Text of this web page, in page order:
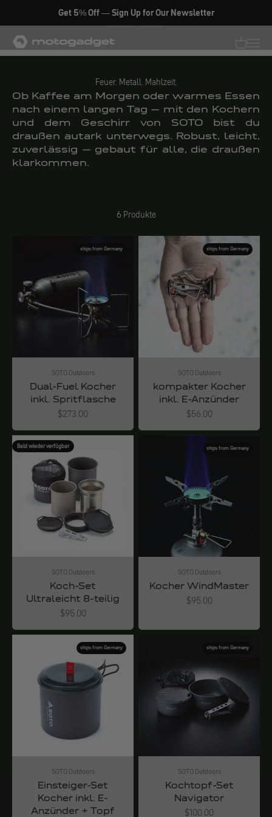
Zum Inhalt springen
Get 5% Off — Sign Up for Our Newsletter
motogadget GmbH
Outdoor-Küche
Feuer. Metall. Mahlzeit.
Ob Kaffee am Morgen oder warmes Essen
nach einem langen Tag – mit den Kochern
und dem Geschirr von SOTO bist du
draußen autark unterwegs. Robust, leicht,
zuverlässig – gebaut für alle, die draußen
klarkommen.
6 Produkte
ships from Germany
SOTO Outdoors
Dual-Fuel Kocher
inkl. Spritflasche
Angebot
$273.00
ships from Germany
SOTO Outdoors
kompakter Kocher
inkl. E-Anzünder
Angebot
$56.00
Bald wieder verfügbar
SOTO Outdoors
Koch-Set
Ultraleicht 8-teilig
Angebot
$95.00
ships from Germany
SOTO Outdoors
Kocher WindMaster
Angebot
$95.00
ships from Germany
SOTO Outdoors
Einsteiger-Set
Kocher inkl. E-
Anzünder + Topf
ships from Germany
SOTO Outdoors
Kochtopf-Set
Navigator
Angebot
$100.00